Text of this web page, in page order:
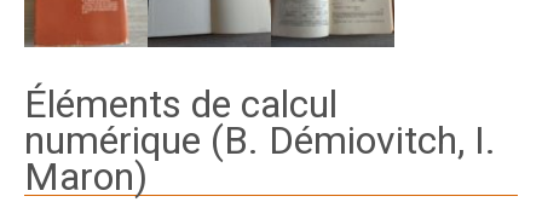
Éléments de calcul
numérique (B. Démiovitch, I.
Maron)